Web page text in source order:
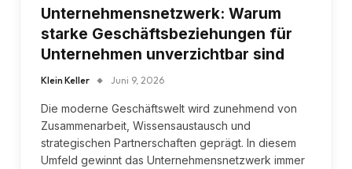
Unternehmensnetzwerk: Warum
starke Geschäftsbeziehungen für
Unternehmen unverzichtbar sind
Klein Keller Juni 9, 2026
Die moderne Geschäftswelt wird zunehmend von
Zusammenarbeit, Wissensaustausch und
strategischen Partnerschaften geprägt. In diesem
Umfeld gewinnt das Unternehmensnetzwerk immer